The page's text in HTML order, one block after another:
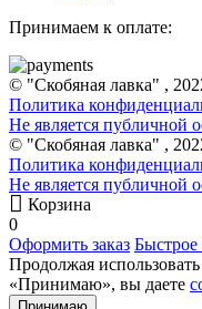
Принимаем к оплате:
© "Скобяная лавка" ,
Политика
Не является публичной
© "Скобяная лавка" ,
Политика
Не является публичной
Корзина
0
Оформить заказ
Продолжая
«Принимаю», вы даете